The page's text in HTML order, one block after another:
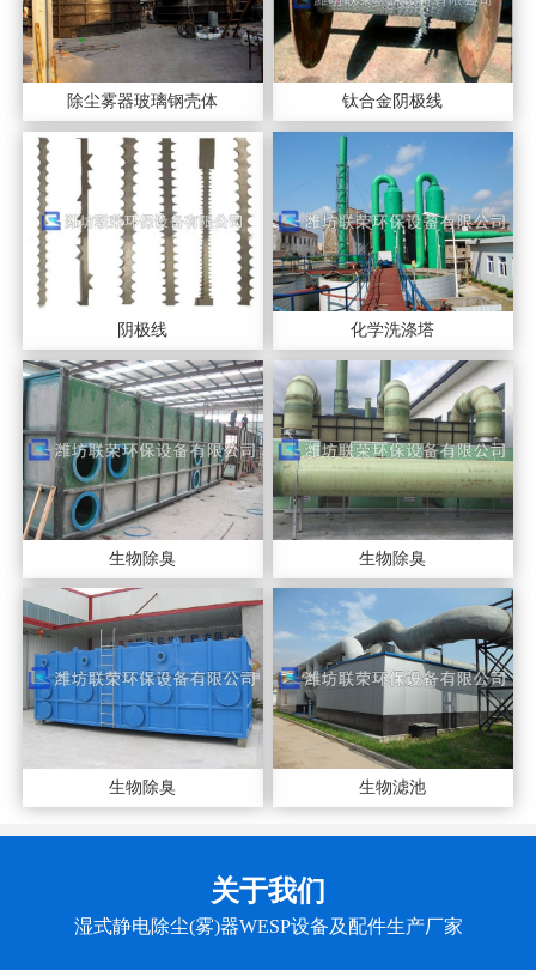
除尘雾器玻璃钢壳体 钛合金阴极线
阴极线 化学洗涤塔
生物除臭 生物除臭
生物除臭 生物滤池
关于我们
湿式静电除尘(雾)器WESP设备及配件生产厂家